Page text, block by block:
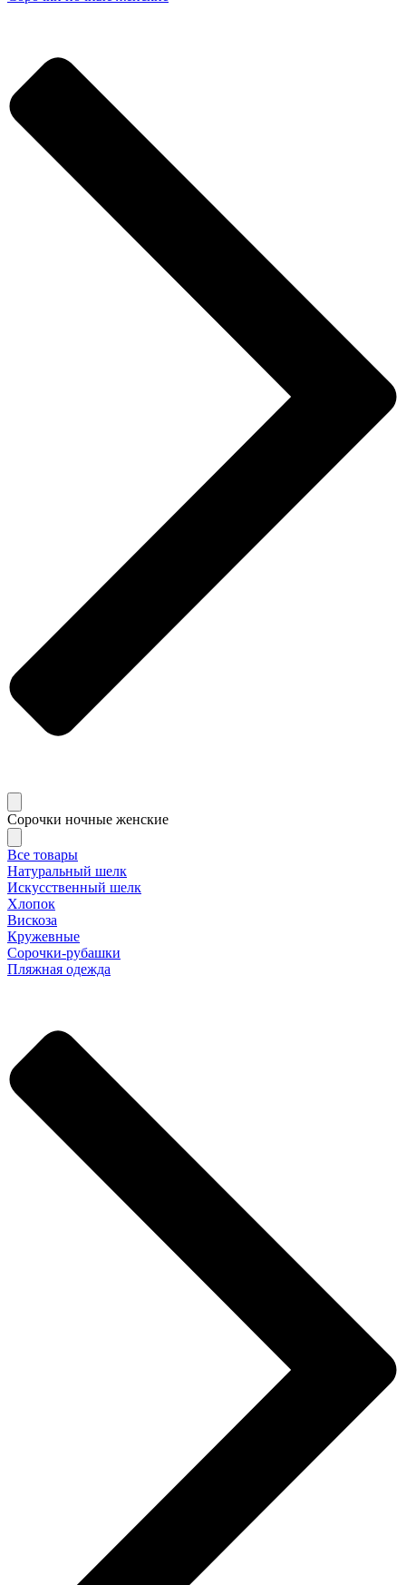
Сорочки ночные женские
Все товары
Натуральный шелк
Искусственный шелк
Хлопок
Вискоза
Кружевные
Сорочки-рубашки
Пляжная одежда